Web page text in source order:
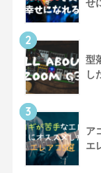
せ
2
型
し
3
ア
エ